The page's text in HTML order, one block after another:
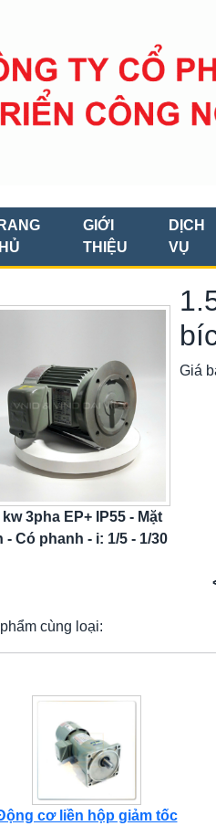
GIỚI
THIỆU
DỊCH
VỤ
kw 3pha EP+ IP55 - Mặt
- Có phanh - i: 1/5 - 1/30
Giá
cùng loại:
cơ liền hộp giảm tốc